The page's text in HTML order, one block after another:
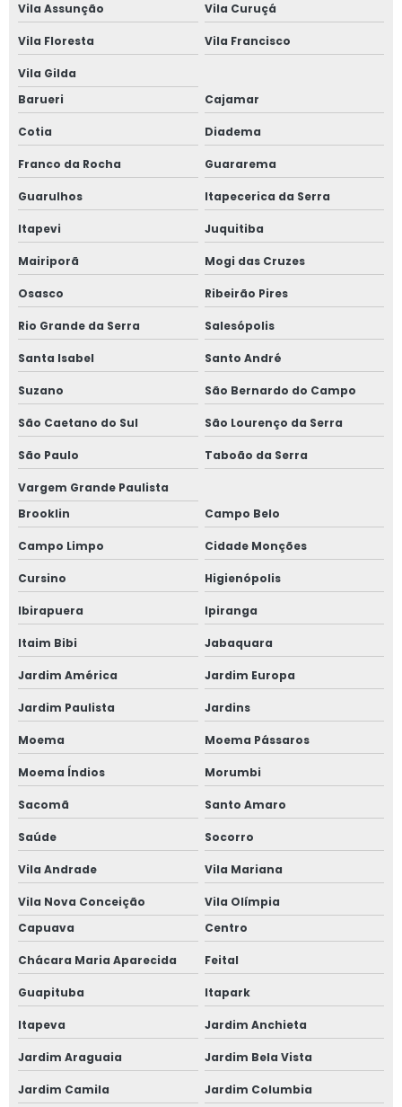
contato de
admissional
medicina do
trabalho Vila
Francisco
telefone de
clínica médica
do trabalho
clínica de
trabalho
Salesópolis
clínica de
segurança do
trabalho Jardim
Hollywood
segurança do
Guararema
clínica médica
do trabalho
contato Santa
clínica de
segurança do
São Paulo
telefone de
exame
Água Rasa
clínica para
clínica
especializada
em segurança
do trabalho
contato Vila
Curuçá
Vila Assunção Vila Curuçá
Vila Floresta Vila Francisco
Vila Gilda
Barueri
Cajamar
Cotia Diadema
Franco da Rocha Guararema
Guarulhos Itapecerica da Serra
Itapevi Juquitiba
Mairiporã Mogi das Cruzes
Osasco Ribeirão Pires
Rio Grande da Serra Salesópolis
Santa Isabel Santo André
Suzano São Bernardo do Campo
São Caetano do Sul São Lourenço da Serra
São Paulo Taboão da Serra
Vargem Grande Paulista
Brooklin
Campo Belo
Campo Limpo Cidade Monções
Cursino Higienópolis
Ibirapuera Ipiranga
Itaim Bibi Jabaquara
Jardim América Jardim Europa
Jardim Paulista Jardins
Moema Moema Pássaros
Moema Índios Morumbi
Sacomã Santo Amaro
Saúde Socorro
Vila Andrade Vila Mariana
Vila Nova Conceição
Vila Olímpia
Capuava
Centro
Chácara Maria Aparecida Feital
Guapituba Itapark
Itapeva Jardim Anchieta
Jardim Araguaia Jardim Bela Vista
Jardim Camila Jardim Columbia